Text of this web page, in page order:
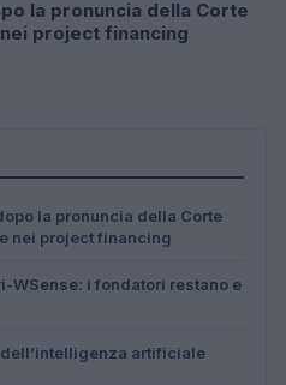
la pronuncia della Corte
project financing
la pronuncia della Corte
nei project financing
WSense: i fondatori restano e
dell’intelligenza artificiale